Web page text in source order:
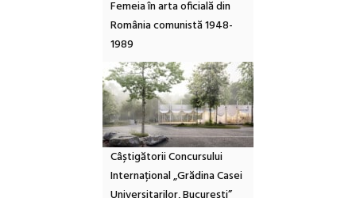
Femeia în arta oficială din
România comunistă 1948-
1989
Câștigătorii Concursului
Internațional „Grădina Casei